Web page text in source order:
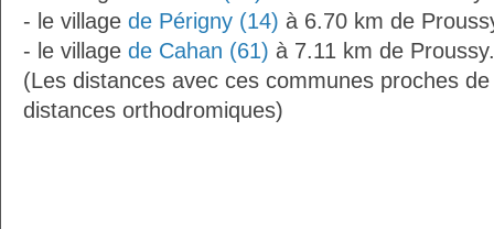
- le village de Périgny (14) à 6.70 km de
- le village de Cahan (61) à 7.11 km de Proussy.
(Les distances avec ces communes proches
distances orthodromiques)